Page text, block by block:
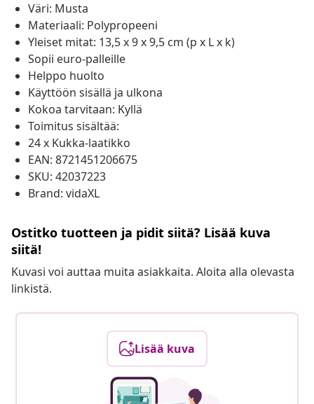
Väri: Musta
Materiaali: Polypropeeni
Yleiset mitat: 13,5 x 9 x 9,5 cm (p x L x k)
Sopii euro-palleille
Helppo huolto
Käyttöön sisällä ja ulkona
Kokoa tarvitaan: Kyllä
Toimitus sisältää:
24 x Kukka-laatikko
EAN: 8721451206675
SKU: 42037223
Brand: vidaXL
Ostitko tuotteen ja pidit siitä? Lisää kuva
siitä!
Kuvasi voi auttaa muita asiakkaita. Aloita alla olevasta
linkistä.
Lisää kuva